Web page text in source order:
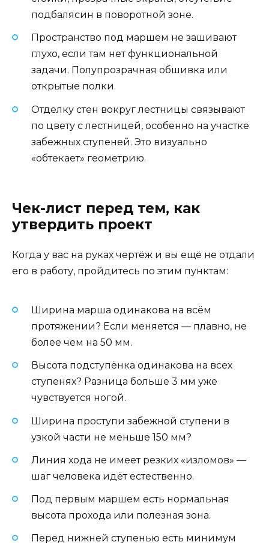
подбалясин в поворотной зоне.
Пространство под маршем не зашивают
глухо, если там нет функциональной
задачи. Полупрозрачная обшивка или
открытые полки.
Отделку стен вокруг лестницы связывают
по цвету с лестницей, особенно на участке
забежных ступеней. Это визуально
«обтекает» геометрию.
Чек-лист перед тем, как
утвердить проект
Когда у вас на руках чертёж и вы ещё не отдали
его в работу, пройдитесь по этим пунктам:
Ширина марша одинакова на всём
протяжении? Если меняется — плавно, не
более чем на 50 мм.
Высота подступёнка одинакова на всех
ступенях? Разница больше 3 мм уже
чувствуется ногой.
Ширина проступи забежной ступени в
узкой части не меньше 150 мм?
Линия хода не имеет резких «изломов» —
шаг человека идёт естественно.
Под первым маршем есть нормальная
высота прохода или полезная зона.
Перед нижней ступенью есть минимум